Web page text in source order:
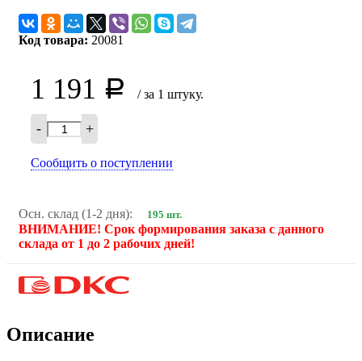
Код товара: 20081
1 191 Р / за 1 штуку.
- +
Сообщить о поступлении
Осн. склад (1-2 дня): 195 шт.
ВНИМАНИЕ! Срок формирования заказа с данного
склада от 1 до 2 рабочих дней!
Описание